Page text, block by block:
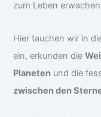
zum Leben
Hier tauchen wir in
ein, erkunden die
Planeten und die
zwischen den